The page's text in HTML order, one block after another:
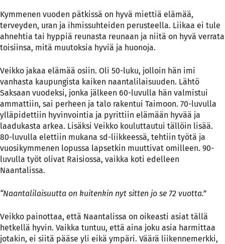
Kymmenen vuoden pätkissä on hyvä miettiä elämää,
terveyden, uran ja ihmissuhteiden perusteella. Liikaa ei tule
ahnehtia tai hyppiä reunasta reunaan ja niitä on hyvä verrata
toisiinsa, mitä muutoksia hyviä ja huonoja.
Veikko jakaa elämää osiin. Oli 50-luku, jolloin hän imi
vanhasta kaupungista kaiken naantalilaisuuden. Lähtö
Saksaan vuodeksi, jonka jälkeen 60-luvulla hän valmistui
ammattiin, sai perheen ja talo rakentui Taimoon. 70-luvulla
ylläpidettiin hyvinvointia ja pyrittiin elämään hyvää ja
laadukasta arkea. Lisäksi Veikko kouluttautui tällöin lisää.
80-luvulla elettiin mukana sd-liikkeessä, tehtiin työtä ja
vuosikymmenen lopussa lapsetkin muuttivat omilleen. 90-
luvulla työt olivat Raisiossa, vaikka koti edelleen
Naantalissa.
“Naantalilaisuutta on kuitenkin nyt sitten jo se 72 vuotta.”
Veikko painottaa, että Naantalissa on oikeasti asiat tällä
hetkellä hyvin. Vaikka tuntuu, että aina joku asia harmittaa
jotakin, ei siitä pääse yli eikä ympäri. Väärä liikennemerkki,